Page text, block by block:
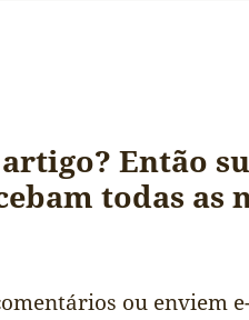
Então
todas as
ou enviem